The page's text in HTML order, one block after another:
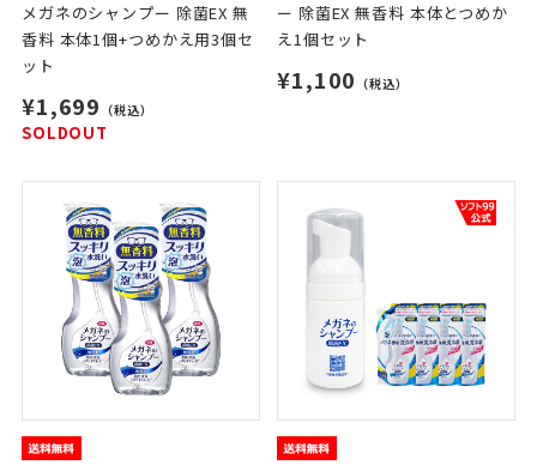
メガネのシャンプー 除菌EX 無
香料 本体1個+つめかえ用3個セ
ット
¥1,699 （税込）
SOLDOUT
ー 除菌EX 無香料 本体とつめか
え1個セット
¥1,100 （税込）